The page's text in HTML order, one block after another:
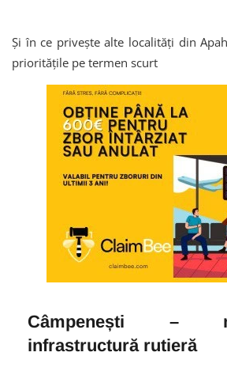
Și în ce privește alte localități din
prioritățile pe termen scurt
Câmpenești –
infrastructură rutieră